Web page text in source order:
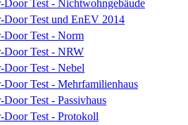
Test - Nichtwohngebäude
Door Test und EnEV 2014
Door Test - Norm
Door Test - NRW
Test - Nebel
Test - Mehrfamilienhaus
Test - Passivhaus
Door Test - Protokoll